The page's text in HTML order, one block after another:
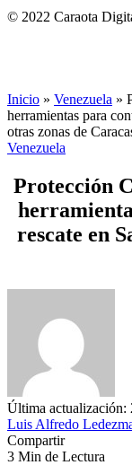
© 2022 Caraota
Inicio » Venezuela »
herramientas para
otras zonas de
Venezuela
Protección
rescate en
Última actualización:
Luis Alfredo
Compartir
3 Min de Lectura